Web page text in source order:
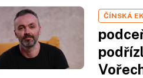
ČÍNSKÁ